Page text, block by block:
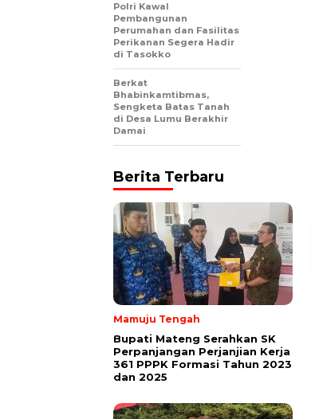
Polri Kawal
Pembangunan
Perumahan dan Fasilitas
Perikanan Segera Hadir
di Tasokko
Berkat
Bhabinkamtibmas,
Sengketa Batas Tanah
di Desa Lumu Berakhir
Damai
Berita Terbaru
Mamuju Tengah
Bupati Mateng Serahkan SK
Perpanjangan Perjanjian Kerja
361 PPPK Formasi Tahun 2023
dan 2025